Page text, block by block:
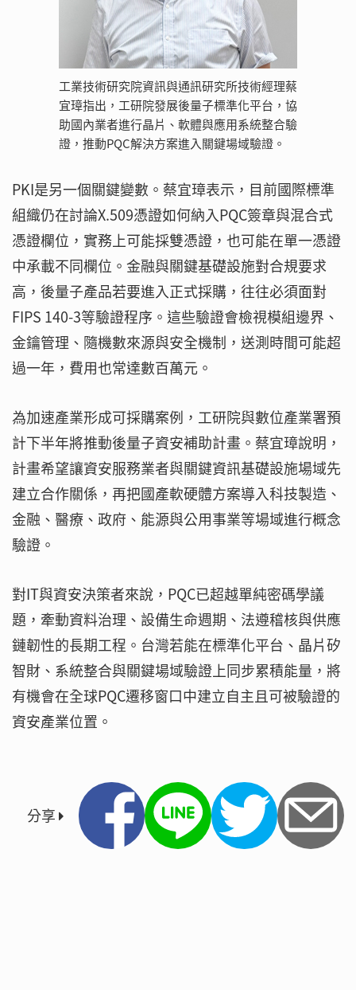
工業技術研究院資訊與通訊研究所技術經理蔡
宜璋指出，工研院發展後量子標準化平台，協
助國內業者進行晶片、軟體與應用系統整合驗
證，推動PQC解決方案進入關鍵場域驗證。
PKI是另一個關鍵變數。蔡宜璋表示，目前國際標準
組織仍在討論X.509憑證如何納入PQC簽章與混合式
憑證欄位，實務上可能採雙憑證，也可能在單一憑證
中承載不同欄位。金融與關鍵基礎設施對合規要求
高，後量子產品若要進入正式採購，往往必須面對
FIPS 140-3等驗證程序。這些驗證會檢視模組邊界、
金鑰管理、隨機數來源與安全機制，送測時間可能超
過一年，費用也常達數百萬元。
為加速產業形成可採購案例，工研院與數位產業署預
計下半年將推動後量子資安補助計畫。蔡宜璋說明，
計畫希望讓資安服務業者與關鍵資訊基礎設施場域先
建立合作關係，再把國產軟硬體方案導入科技製造、
金融、醫療、政府、能源與公用事業等場域進行概念
驗證。
對IT與資安決策者來說，PQC已超越單純密碼學議
題，牽動資料治理、設備生命週期、法遵稽核與供應
鏈韌性的長期工程。台灣若能在標準化平台、晶片矽
智財、系統整合與關鍵場域驗證上同步累積能量，將
有機會在全球PQC遷移窗口中建立自主且可被驗證的
資安產業位置。
分享